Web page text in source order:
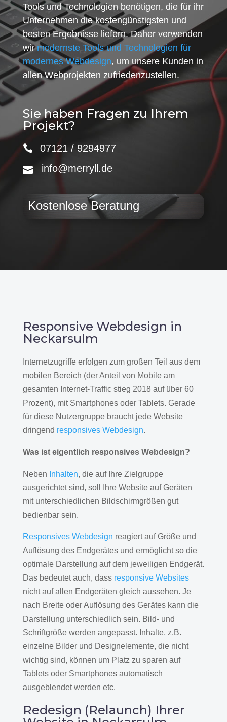
Tools und Technologien benötigen, die für ihr
Unternehmen die kostengünstigsten und
besten Ergebnisse liefern. Daher verwenden
wirmodernste Tools und Technologien für
modernes Webdesign, um unsere Kunden in
allen Webprojekten zufriedenzustellen.
Sie haben Fragen zu Ihrem
Projekt?
07121 / 9294977
info@merryll.de
Kostenlose Beratung
Responsive Webdesign in
Neckarsulm
Internetzugriffe erfolgen zum großen Teil aus dem
mobilen Bereich (der Anteil von Mobile am
gesamten Internet-Traffic stieg 2018 auf über 60
Prozent), mit Smartphones oder Tablets. Gerade
für diese Nutzergruppe braucht jede Website
dringend responsives Webdesign.
Was ist eigentlich responsives Webdesign?
Neben Inhalten, die auf Ihre Zielgruppe
ausgerichtet sind, soll Ihre Website auf Geräten
mit unterschiedlichen Bildschirmgrößen gut
bedienbar sein.
Responsives Webdesign reagiert auf Größe und
Auflösung des Endgerätes und ermöglicht so die
optimale Darstellung auf dem jeweiligen Endgerät.
Das bedeutet auch, dass responsive Websites
nicht auf allen Endgeräten gleich aussehen. Je
nach Breite oder Auflösung des Gerätes kann die
Darstellung unterschiedlich sein. Bild- und
Schriftgröße werden angepasst. Inhalte, z.B.
einzelne Bilder und Designelemente, die nicht
wichtig sind, können um Platz zu sparen auf
Tablets oder Smartphones automatisch
ausgeblendet werden etc.
Redesign (Relaunch) Ihrer